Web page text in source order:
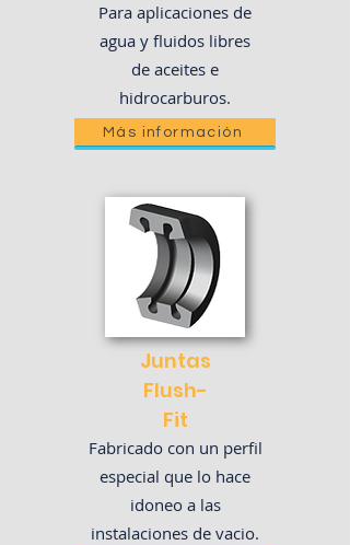
Para aplicaciones de
agua y fluidos libres
de aceites e
hidrocarburos.
Más información
Juntas
Flush-
Fit
Fabricado con un perfil
especial que lo hace
idoneo a las
instalaciones de vacio.